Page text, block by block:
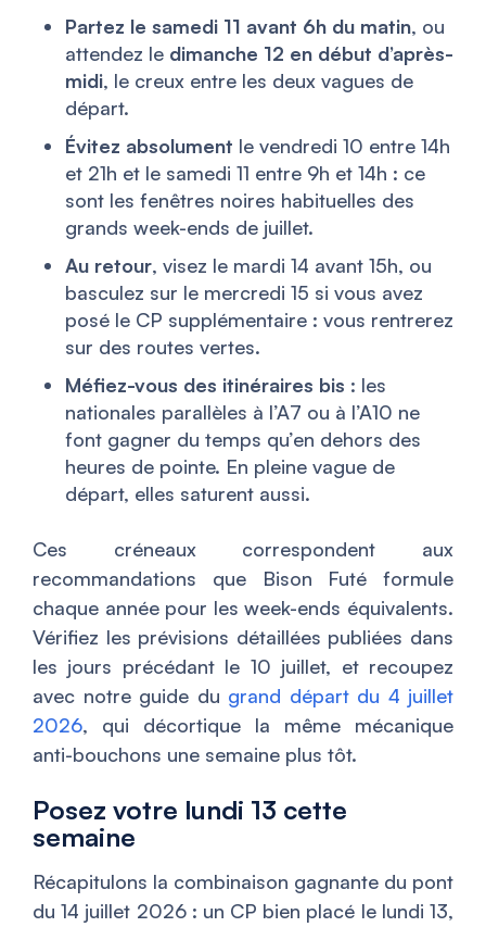
Partez le samedi 11 avant 6h du matin, ou
attendez le dimanche 12 en début d’après-
midi, le creux entre les deux vagues de
départ.
Évitez absolument le vendredi 10 entre 14h
et 21h et le samedi 11 entre 9h et 14h : ce
sont les fenêtres noires habituelles des
grands week-ends de juillet.
Au retour, visez le mardi 14 avant 15h, ou
basculez sur le mercredi 15 si vous avez
posé le CP supplémentaire : vous rentrerez
sur des routes vertes.
Méfiez-vous des itinéraires bis : les
nationales parallèles à l’A7 ou à l’A10 ne
font gagner du temps qu’en dehors des
heures de pointe. En pleine vague de
départ, elles saturent aussi.
Ces créneaux correspondent aux
recommandations que Bison Futé formule
chaque année pour les week-ends équivalents.
Vérifiez les prévisions détaillées publiées dans
les jours précédant le 10 juillet, et recoupez
avec notre guide du grand départ du 4 juillet
2026, qui décortique la même mécanique
anti-bouchons une semaine plus tôt.
Posez votre lundi 13 cette
semaine
Récapitulons la combinaison gagnante du pont
du 14 juillet 2026 : un CP bien placé le lundi 13,